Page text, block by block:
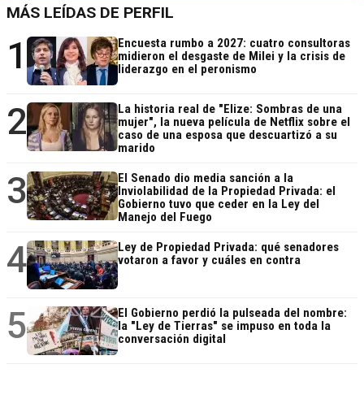
MÁS LEÍDAS DE PERFIL
1
Encuesta rumbo a 2027: cuatro consultoras
midieron el desgaste de Milei y la crisis de
liderazgo en el peronismo
2
La historia real de "Elize: Sombras de una
mujer", la nueva película de Netflix sobre el
caso de una esposa que descuartizó a su
marido
3
El Senado dio media sanción a la
Inviolabilidad de la Propiedad Privada: el
Gobierno tuvo que ceder en la Ley del
Manejo del Fuego
4
Ley de Propiedad Privada: qué senadores
votaron a favor y cuáles en contra
5
El Gobierno perdió la pulseada del nombre:
la "Ley de Tierras" se impuso en toda la
conversación digital